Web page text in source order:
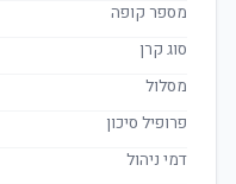
מספר קופה
סוג קרן
מסלול
פרופיל סיכון
דמי ניהול